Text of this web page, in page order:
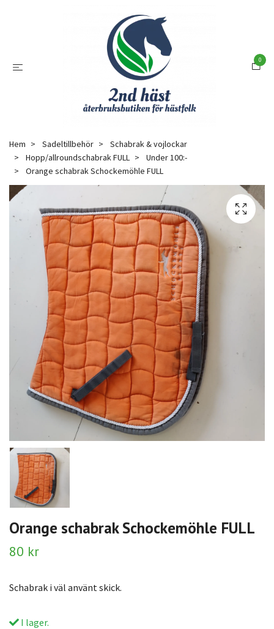
0
Hem Sadeltillbehör
Schabrak & vojlockar
Hopp/allroundschabrak FULL
Under 100:-
Orange schabrak Schockemöhle FULL
Orange schabrak Schockemöhle FULL
80 kr
Schabrak i väl använt skick.
I lager.